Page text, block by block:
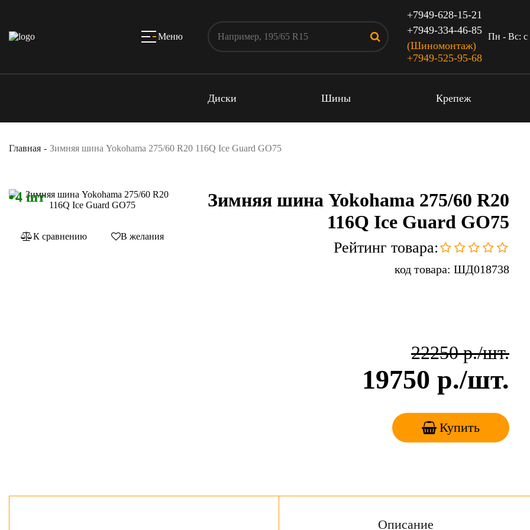
Меню
+7949-628-15-21
+7949-334-46-85
(Шиномонтаж)
+7949-525-95-68
Пн - Вс: c
Диски Шины Крепеж
Главная Зимняя шина Yokohama 275/60 R20 116Q Ice Guard GO75
4 шт
К сравнению В желания
Зимняя шина Yokohama 275/60 R20
116Q Ice Guard GO75
Рейтинг товара:
код товара: ШД018738
22250р./шт.
19750 р./шт.
Купить
Описание